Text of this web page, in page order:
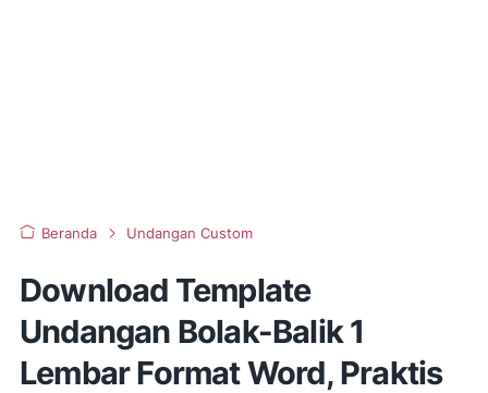
Beranda Undangan Custom
Download Template
Undangan Bolak-Balik 1
Lembar Format Word, Praktis